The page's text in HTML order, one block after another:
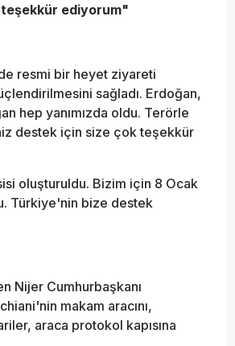
ediyorum"
resmi bir heyet ziyareti
sağladı. Erdoğan,
hep yanımızda oldu. Terörle
destek için size çok teşekkür
oluşturuldu. Bizim için 8 Ocak
Türkiye'nin bize destek
Nijer Cumhurbaşkanı
makam aracını,
araca protokol kapısına